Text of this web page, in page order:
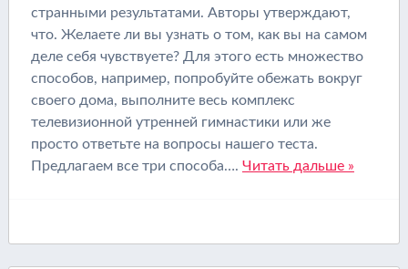
странными результатами. Авторы утверждают,
что. Желаете ли вы узнать о том, как вы на самом
деле себя чувствуете? Для этого есть множество
способов, например, попробуйте обежать вокруг
своего дома, выполните весь комплекс
телевизионной утренней гимнастики или же
просто ответьте на вопросы нашего теста.
Предлагаем все три способа…. Читать дальше »